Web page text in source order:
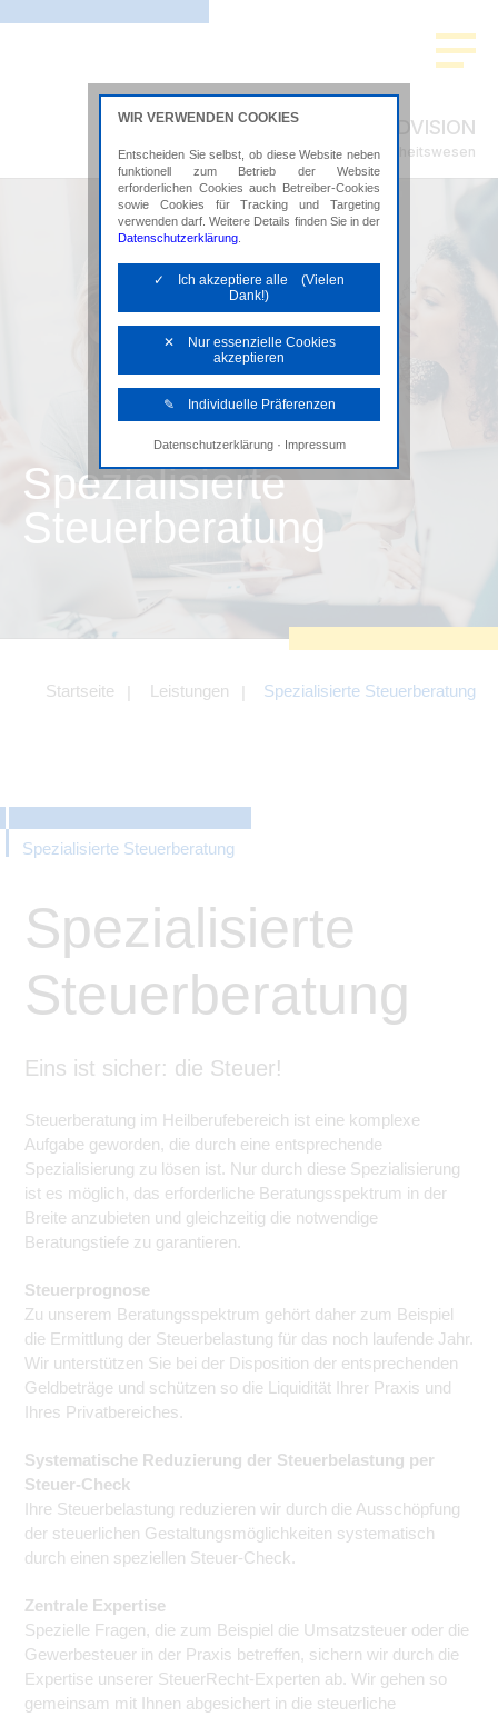
ADVISION
Steuerberatung im Gesundheitswesen
Spezialisierte
Steuerberatung
Startseite Leistungen Spezialisierte Steuerberatung
Spezialisierte Steuerberatung
Spezialisierte
Steuerberatung
Eins ist sicher: die Steuer!
Steuerberatung im Heilberufebereich ist eine komplexe
Aufgabe geworden, die durch eine entsprechende
Spezialisierung zu lösen ist. Nur durch diese Spezialisierung
ist es möglich, das erforderliche Beratungsspektrum in der
Breite anzubieten und gleichzeitig die notwendige
Beratungstiefe zu garantieren.
Steuerprognose
Zu unserem Beratungsspektrum gehört daher zum Beispiel
die Ermittlung der Steuerbelastung für das noch laufende Jahr.
Wir unterstützen Sie bei der Disposition der entsprechenden
Geldbeträge und schützen so die Liquidität Ihrer Praxis und
Ihres Privatbereiches.
Systematische Reduzierung der Steuerbelastung per
Steuer-Check
Ihre Steuerbelastung reduzieren wir durch die Ausschöpfung
der steuerlichen Gestaltungsmöglichkeiten systematisch
durch einen speziellen Steuer-Check.
Zentrale Expertise
Spezielle Fragen, die zum Beispiel die Umsatzsteuer oder die
Gewerbesteuer in der Praxis betreffen, sichern wir durch die
Expertise unserer SteuerRecht-Experten ab. Wir gehen so
gemeinsam mit Ihnen abgesichert in die steuerliche
WIR VERWENDEN COOKIES
Entscheiden Sie selbst, ob diese Website neben
funktionell zum Betrieb der Website
erforderlichen Cookies auch Betreiber-Cookies
sowie Cookies für Tracking und Targeting
verwenden darf. Weitere Details finden Sie in der
Datenschutzerklärung
✓ Ich akzeptiere alle (Vielen
Dank!)
✕ Nur essenzielle Cookies
akzeptieren
✎ Individuelle Präferenzen
Notwendige Cookies
Diese Cookies sind erforderlich, um die
grundlegende Funktionalität der Website
Tracking- und Targeting-Cookies
Diese Cookies sind erforderlich, um
unsere Website auf Ihre Bedürfnisse hin
Angebotes einschließlich der
Angeboten von z.B. Facebook und
LinkedIn.
können.
Datenschutzerklärung· Impressum